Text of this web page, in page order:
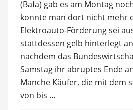
(Bafa) gab es am Montag
konnte man dort nicht mehr
Elektroauto-Förderung sei
stattdessen gelb hinterlegt
nachdem das
Samstag ihr abruptes Ende
Manche Käufer, die mit dem
von bis …